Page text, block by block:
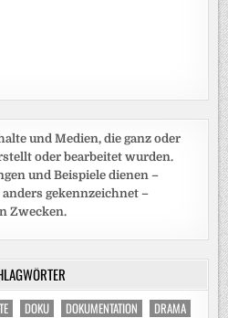
und Medien, die ganz oder
oder bearbeitet wurden.
und Beispiele dienen –
gekennzeichnet –
Zwecken.
DOKU DOKUMENTATION
DRAMA